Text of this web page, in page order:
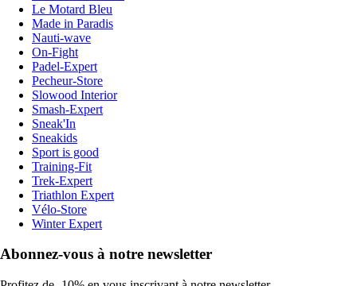
Le Motard Bleu
Made in Paradis
Nauti-wave
On-Fight
Padel-Expert
Pecheur-Store
Slowood Interior
Smash-Expert
Sneak'In
Sneakids
Sport is good
Training-Fit
Trek-Expert
Triathlon Expert
Vélo-Store
Winter Expert
Abonnez-vous à notre newsletter